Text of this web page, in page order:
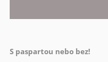
S paspartou nebo bez!